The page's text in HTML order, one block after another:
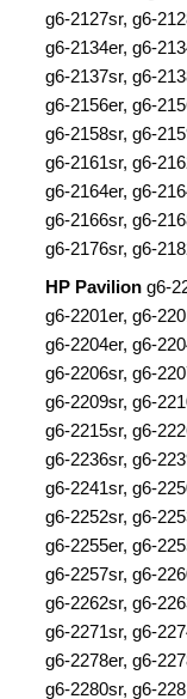
g6-2127sr, g6-
g6-2134er, g6-
g6-2137sr, g6-
g6-2156er, g6-
g6-2158sr, g6-
g6-2161sr, g6-
g6-2164er, g6-
g6-2166sr, g6-
g6-2176sr, g6-
HP Pavilion g6-
g6-2201er, g6-
g6-2204er, g6-
g6-2206sr, g6-
g6-2209sr, g6-
g6-2215sr, g6-
g6-2236sr, g6-
g6-2241sr, g6-
g6-2252sr, g6-
g6-2255er, g6-
g6-2257sr, g6-
g6-2262sr, g6-
g6-2271sr, g6-
g6-2278er, g6-
g6-2280sr, g6-